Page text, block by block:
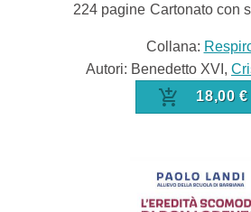
224 pagine Cartonato con
Collana:
Autori: Benedetto XVI,
18,00 €